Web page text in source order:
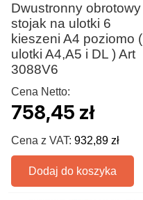
Dwustronny obrotowy
stojak na ulotki 6
kieszeni A4 poziomo (
ulotki A4,A5 i DL ) Art
3088V6
Cena Netto:
758,45 zł
Cena z VAT:932,89 zł
Dodaj do koszyka